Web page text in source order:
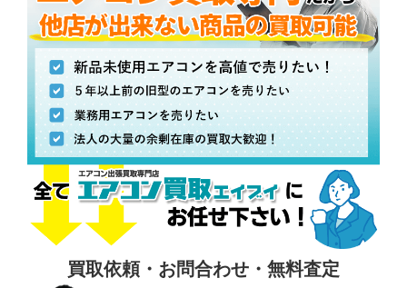
買取依頼・お問合わせ・無料査定